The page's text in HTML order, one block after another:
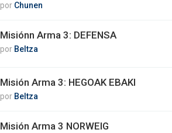
por Chunen
Misiónn Arma 3: DEFENSA
por Beltza
Misión Arma 3: HEGOAK EBAKI
por Beltza
Misión Arma 3 NORWEIG